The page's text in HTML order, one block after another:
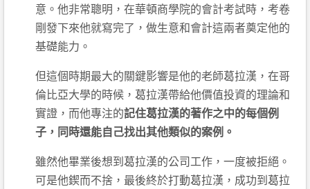
意。他非常聰明，在華頓商學院的會計考試時，考卷
剛發下來他就寫完了，做生意和會計這兩者奠定他的
基礎能力。
但這個時期最大的關鍵影響是他的老師葛拉漢，在哥
倫比亞大學的時候，葛拉漢帶給他價值投資的理論和
實證，而他專注的記住葛拉漢的著作之中的每個例
子，同時還能自己找出其他類似的案例。
雖然他畢業後想到葛拉漢的公司工作，一度被拒絕。
可是他鍥而不捨，最後終於打動葛拉漢，成功到葛拉